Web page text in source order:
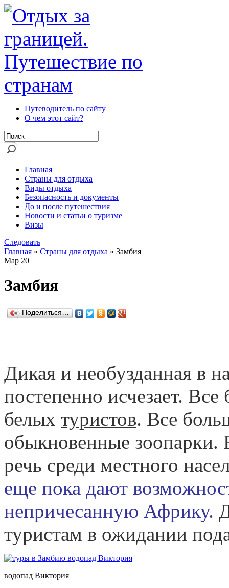
Путеводитель по сайту
О чем этот сайт?
Главная
Страны для отдыха
Виды отдыха
Безопасность и документы
До и после путешествия
Новости и статьи о туризме
Визы
Следовать
Главная » Страны для отдыха » Замбия
Мар 20
Замбия
Поделиться…
Дикая и необузданная в
постепенно исчезает.
белых туристов. Все
обыкновенные зоопарки.
речь среди местного
еще пока дают
непричесанную Африку.
туристам в ожидании
водопад Виктория